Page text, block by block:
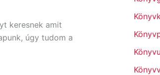
keresnek amit
úgy tudom a